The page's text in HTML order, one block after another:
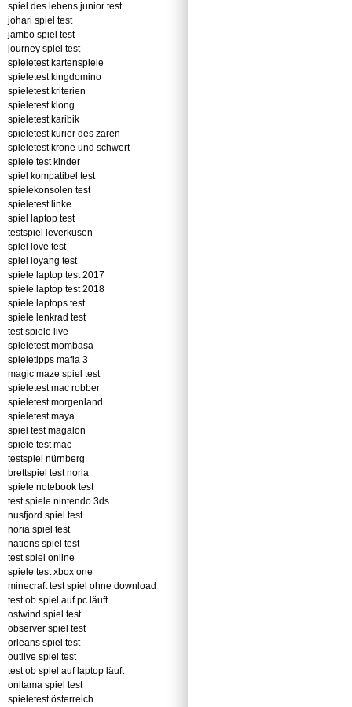
spiel des lebens junior test
johari spiel test
jambo spiel test
journey spiel test
spieletest kartenspiele
spieletest kingdomino
spieletest kriterien
spieletest klong
spieletest karibik
spieletest kurier des zaren
spieletest krone und schwert
spiele test kinder
spiel kompatibel test
spielekonsolen test
spieletest linke
spiel laptop test
testspiel leverkusen
spiel love test
spiel loyang test
spiele laptop test 2017
spiele laptop test 2018
spiele laptops test
spiele lenkrad test
test spiele live
spieletest mombasa
spieletipps mafia 3
magic maze spiel test
spieletest mac robber
spieletest morgenland
spieletest maya
spiel test magalon
spiele test mac
testspiel nürnberg
brettspiel test noria
spiele notebook test
test spiele nintendo 3ds
nusfjord spiel test
noria spiel test
nations spiel test
test spiel online
spiele test xbox one
minecraft test spiel ohne download
test ob spiel auf pc läuft
ostwind spiel test
observer spiel test
orleans spiel test
outlive spiel test
test ob spiel auf laptop läuft
onitama spiel test
spieletest österreich